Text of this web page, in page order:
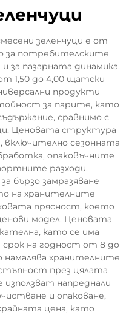
зеленчуци е от
за потребителските
за пазарната динамика.
1,50 до 4,00 щатски
продукти
за парите, като
сравнимо с
Ценовата структура
включително сезонната
опаковъчните
разходи.
бързо замразяване
на хранителните
прясност, което
модел. Ценовата
като се има
на годност от 8 до
намалява хранителните
през цялата
напреднали
и опаковане,
цена, като